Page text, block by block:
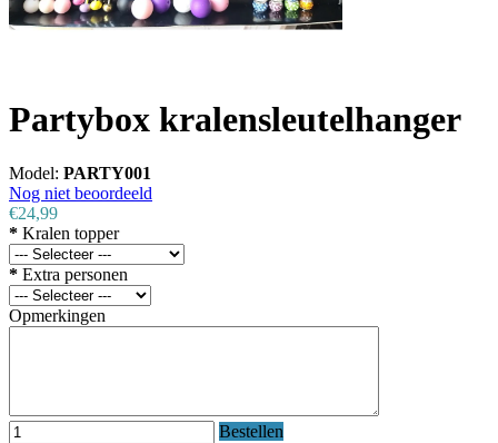
Partybox kralensleutelhanger
Model: PARTY001
Nog niet beoordeeld
€24,99
* Kralen topper
* Extra personen
Opmerkingen
Bestellen